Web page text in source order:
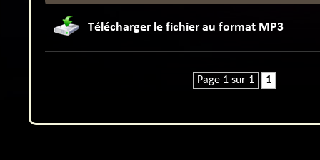
Page 1 sur 1 1